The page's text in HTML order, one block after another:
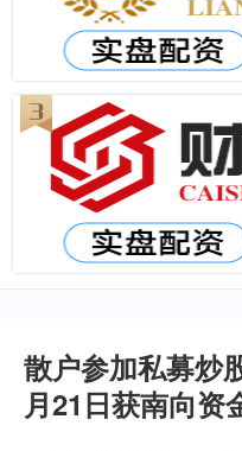
散户参加私募炒
月21日获南向资